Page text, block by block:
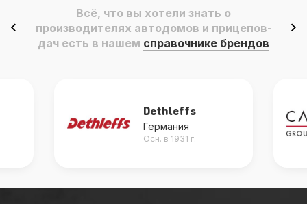
Всё, что вы хотели знать о
производителях автодомов и прицепов-
дач есть в нашем справочнике брендов
Dethleffs
Германия
Осн. в 1931 г.